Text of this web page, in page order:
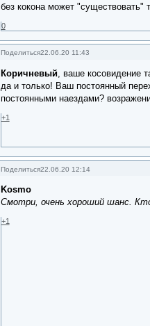
без кокона может "существовать"
0
Поделиться22.06.20 11:43
Коричневый, ваше косовидение
да и только! Ваш постоянный
постоянными наездами?
+1
Поделиться22.06.20 12:14
Kosmo
Смотри, очень хороший шанс.
+1